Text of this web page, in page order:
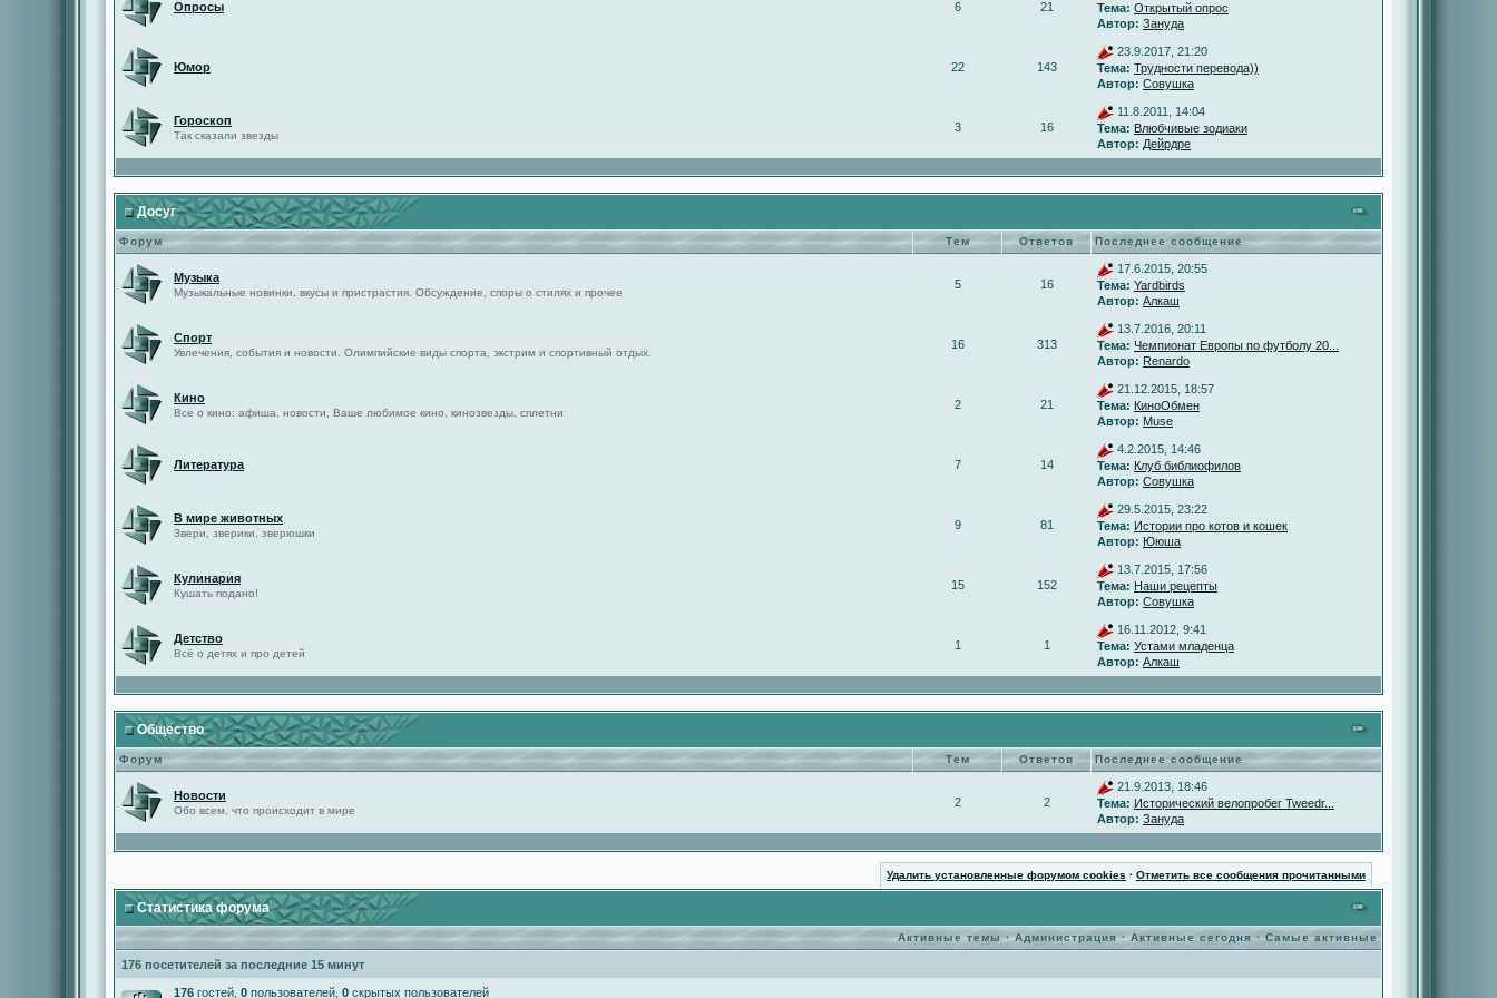
Опросы 6 21
Тема: Открытый опрос
Автор: Зануда
Юмор 22 143
23.9.2017, 21:20
Тема: Трудности перевода))
Автор: Совушка
Гороскоп
Так сказали звезды
3 16
11.8.2011, 14:04
Тема: Влюбчивые зодиаки
Автор: Дейрдре
Досуг
Форум Тем Ответов Последнее сообщение
Музыка
Музыкальные новинки, вкусы и пристрастия. Обсуждение, споры о стилях и прочее
5 16
17.6.2015, 20:55
Тема: Yardbirds
Автор: Алкаш
Спорт
Увлечения, события и новости. Олимпийские виды спорта, экстрим и спортивный отдых.
16 313
13.7.2016, 20:11
Тема: Чемпионат Европы по футболу 20...
Автор: Renardo
Кино
Все о кино: афиша, новости, Ваше любимое кино, кинозвезды, сплетни
2 21
21.12.2015, 18:57
Тема: КиноОбмен
Автор: Muse
Литература 7 14
4.2.2015, 14:46
Тема: Клуб библиофилов
Автор: Совушка
В мире животных
Звери, зверики, зверюшки
9 81
29.5.2015, 23:22
Тема: Истории про котов и кошек
Автор: Ююша
Кулинария
Кушать подано!
15 152
13.7.2015, 17:56
Тема: Наши рецепты
Автор: Совушка
Детство
Всё о детях и про детей
1 1
16.11.2012, 9:41
Тема: Устами младенца
Автор: Алкаш
Общество
Форум Тем Ответов Последнее сообщение
Новости
Обо всем, что происходит в мире
2 2
21.9.2013, 18:46
Тема: Исторический велопробег Tweedr...
Автор: Зануда
Удалить установленные форумом cookies · Отметить все сообщения прочитанными
Статистика форума
Активные темы·Администрация·Активные сегодня · Самые активные
176 посетителей за последние 15 минут
176 гостей, 0 пользователей, 0 скрытых пользователей